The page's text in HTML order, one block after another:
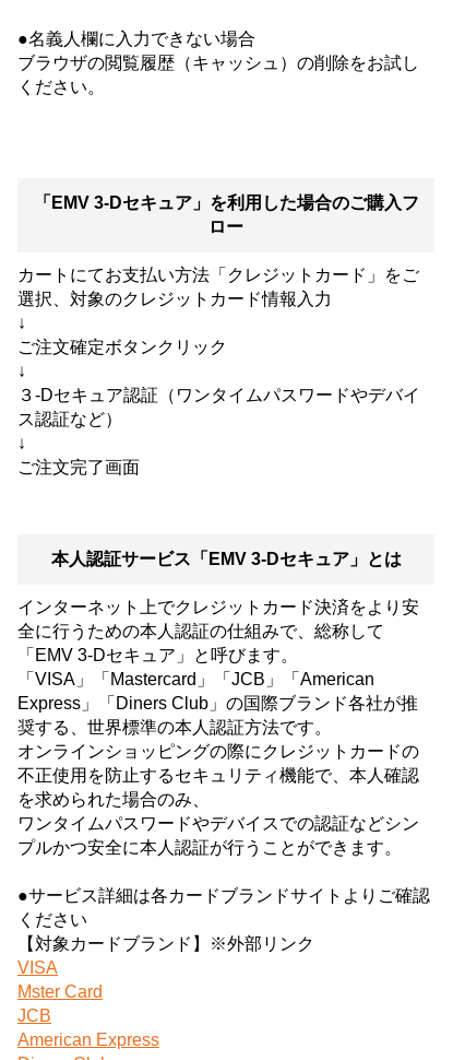
●名義人欄に入力できない場合
ブラウザの閲覧履歴（キャッシュ）の削除をお試し
ください。
「EMV 3-Dセキュア」を利用した場合のご購入フ
ロー
カートにてお支払い方法「クレジットカード」をご
選択、対象のクレジットカード情報入力
↓
ご注文確定ボタンクリック
↓
３-Dセキュア認証（ワンタイムパスワードやデバイ
ス認証など）
↓
ご注文完了画面
本人認証サービス「EMV 3-Dセキュア」とは
インターネット上でクレジットカード決済をより安
全に行うための本人認証の仕組みで、総称して
「EMV 3-Dセキュア」と呼びます。
「VISA」「Mastercard」「JCB」「American
Express」「Diners Club」の国際ブランド各社が推
奨する、世界標準の本人認証方法です。
オンラインショッピングの際にクレジットカードの
不正使用を防止するセキュリティ機能で、本人確認
を求められた場合のみ、
ワンタイムパスワードやデバイスでの認証などシン
プルかつ安全に本人認証が行うことができます。
●サービス詳細は各カードブランドサイトよりご確認
ください
【対象カードブランド】※外部リンク
VISA
Mster Card
JCB
American Express